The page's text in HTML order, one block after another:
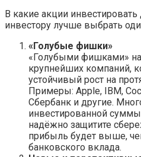
В какие акции
инвестору лучше выбрать
«Голубые фишки»
«Голубыми фишками»
крупнейших компаний,
устойчивый рост на
Примеры: Apple, IBM,
Сбербанк и другие.
инвестированной
надёжно защитите
прибыль будет выше,
банковского вклада.